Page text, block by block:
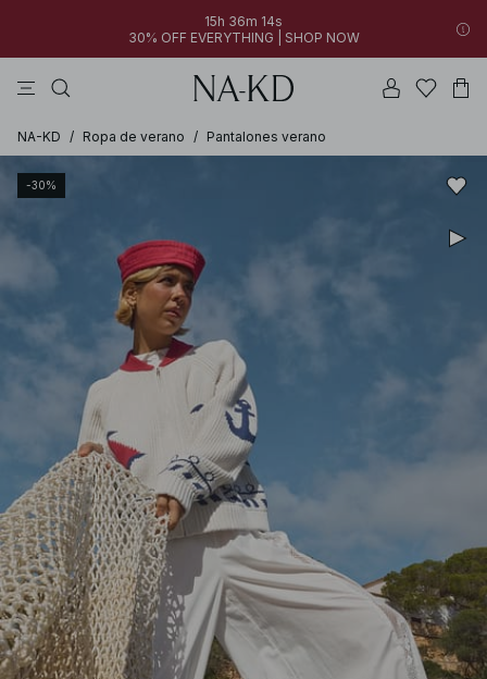
15h 36m 14s
30% OFF EVERYTHING | SHOP NOW
NA-KD / Ropa de verano / Pantalones verano
-30%